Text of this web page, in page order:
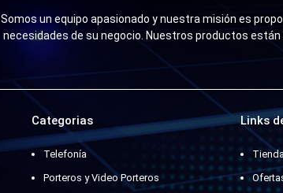
Somos un equipo apasionado y nuestra misión es
necesidades de su negocio. Nuestros productos
Categorias
Telefonía
Porteros y Video Porteros
Links